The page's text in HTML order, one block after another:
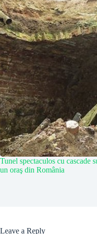
Tunel spectaculos cu cascade
un oraş din România
Leave a Reply